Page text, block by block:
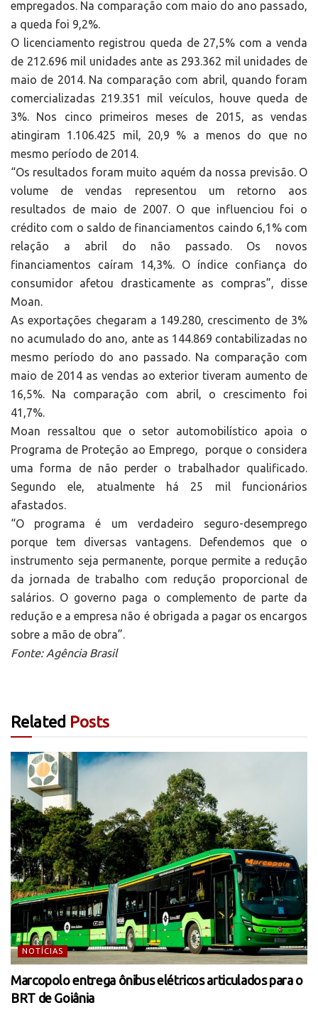
empregados. Na comparação com maio do ano passado,
a queda foi 9,2%.
O licenciamento registrou queda de 27,5% com a venda
de 212.696 mil unidades ante as 293.362 mil unidades de
maio de 2014. Na comparação com abril, quando foram
comercializadas 219.351 mil veículos, houve queda de
3%. Nos cinco primeiros meses de 2015, as vendas
atingiram 1.106.425 mil, 20,9 % a menos do que no
mesmo período de 2014.
“Os resultados foram muito aquém da nossa previsão. O
volume de vendas representou um retorno aos
resultados de maio de 2007. O que influenciou foi o
crédito com o saldo de financiamentos caindo 6,1% com
relação a abril do não passado. Os novos
financiamentos caíram 14,3%. O índice confiança do
consumidor afetou drasticamente as compras”, disse
Moan.
As exportações chegaram a 149.280, crescimento de 3%
no acumulado do ano, ante as 144.869 contabilizadas no
mesmo período do ano passado. Na comparação com
maio de 2014 as vendas ao exterior tiveram aumento de
16,5%. Na comparação com abril, o crescimento foi
41,7%.
Moan ressaltou que o setor automobilístico apoia o
Programa de Proteção ao Emprego, porque o considera
uma forma de não perder o trabalhador qualificado.
Segundo ele, atualmente há 25 mil funcionários
afastados.
“O programa é um verdadeiro seguro-desemprego
porque tem diversas vantagens. Defendemos que o
instrumento seja permanente, porque permite a redução
da jornada de trabalho com redução proporcional de
salários. O governo paga o complemento de parte da
redução e a empresa não é obrigada a pagar os encargos
sobre a mão de obra”.
Fonte: Agência Brasil
Related Posts
NOTÍCIAS
Marcopolo entrega ônibus elétricos articulados para o
BRT de Goiânia